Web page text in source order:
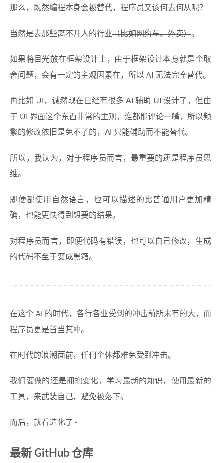
那么，既然编程本身会被替代，程序员又该何去何从呢？
当然是去那些离不开人的行业（比如网约车、外卖）。
如果将目光放在框架设计上，由于框架设计本身就是个取
舍问题，会有一定的主观因素在，所以 AI 无法完全替代。
再比如 UI，诚然现在已经有很多 AI 辅助 UI 设计了，但由
于 UI 界面这个东西非常的主观，谁都能评论一嘴，所以频
繁的修改依旧是免不了的，AI 只能辅助而不能替代。
所以，我认为，对于程序员而言，最重要的还是程序员思
维。
即便都使用自然语言，也可以描述的比普通用户更加精
确，也能更快得到想要的结果。
对程序员而言，即便代码有错误，也可以自己修改，生成
的代码不至于变成黑箱。
在这个 AI 的时代，各行各业受到的冲击前所未有的大，而
程序员更是首当其冲。
在时代的浪潮面前，任何个体都难免受到冲击。
我们要做的还是拥抱变化，学习最新的知识，使用最新的
工具，来武装自己，避免被落下。
而后，就看造化了~
最新 GitHub 仓库